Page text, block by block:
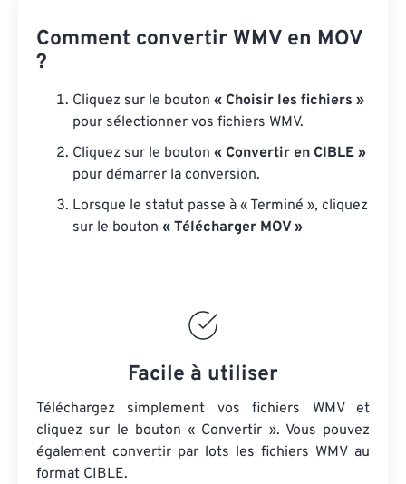
Comment convertir WMV en MOV
?
Cliquez sur le bouton « Choisir les fichiers »
pour sélectionner vos fichiers WMV.
Cliquez sur le bouton « Convertir en CIBLE »
pour démarrer la conversion.
Lorsque le statut passe à « Terminé », cliquez
sur le bouton « Télécharger MOV »
Facile à utiliser
Téléchargez simplement vos fichiers WMV et
cliquez sur le bouton « Convertir ». Vous pouvez
également convertir par lots les fichiers WMV au
format CIBLE.